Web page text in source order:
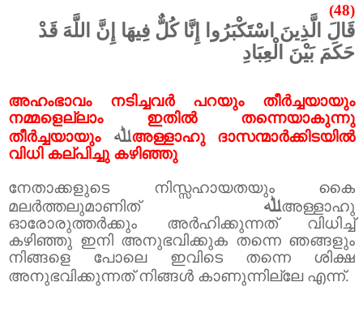
(48)
قَالَ الَّذِينَ اسْتَكْبَرُوا إِنَّا كُلٌّ فِيهَا إِنَّ اللَّهَ قَدْ
حَكَمَ بَيْنَ الْعِبَادِ
അഹംഭാവം നടിച്ചവർ പറയും തീർച്ചയായും
നമ്മളെല്ലാം ഇതിൽ തന്നെയാകുന്നു
തീർച്ചയായും ﷲഅള്ളാഹു ദാസന്മാർക്കിടയിൽ
വിധി കല്പിച്ചു കഴിഞ്ഞു
നേതാക്കളുടെ നിസ്സഹായതയും കൈ
മലർത്തലുമാണിത് ﷲഅള്ളാഹു
ഓരോരുത്തർക്കും അർഹിക്കുന്നത് വിധിച്ച്
കഴിഞ്ഞു ഇനി അനുഭവിക്കുക തന്നെ ഞങ്ങളും
നിങ്ങളെ പോലെ ഇവിടെ തന്നെ ശിക്ഷ
അനുഭവിക്കുന്നത് നിങ്ങൾ കാണുന്നില്ലേ എന്ന്.